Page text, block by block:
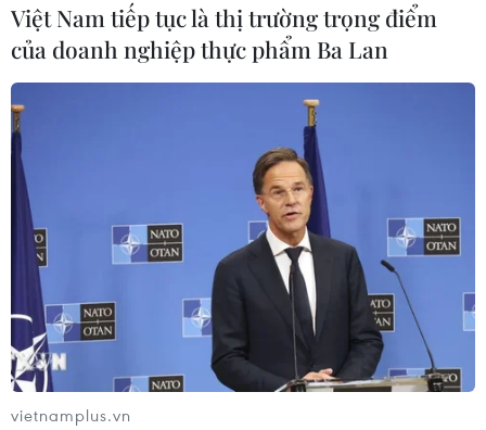
TIN CÙNG CHUYÊN MỤC
Khởi tố đối tượng giả danh Công an,
lừa đảo "chạy án" tại Đắk Lắk
06/08/2026 15:07
Việt Nam tiếp tục là thị trường trọng điểm
của doanh nghiệp thực phẩm Ba Lan
vietnamplus.vn